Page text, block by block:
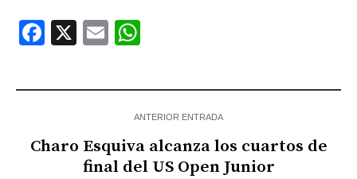
Facebook
X Email
ANTERIOR ENTRADA
Charo Esquiva alcanza los cuartos de
final del US Open Junior